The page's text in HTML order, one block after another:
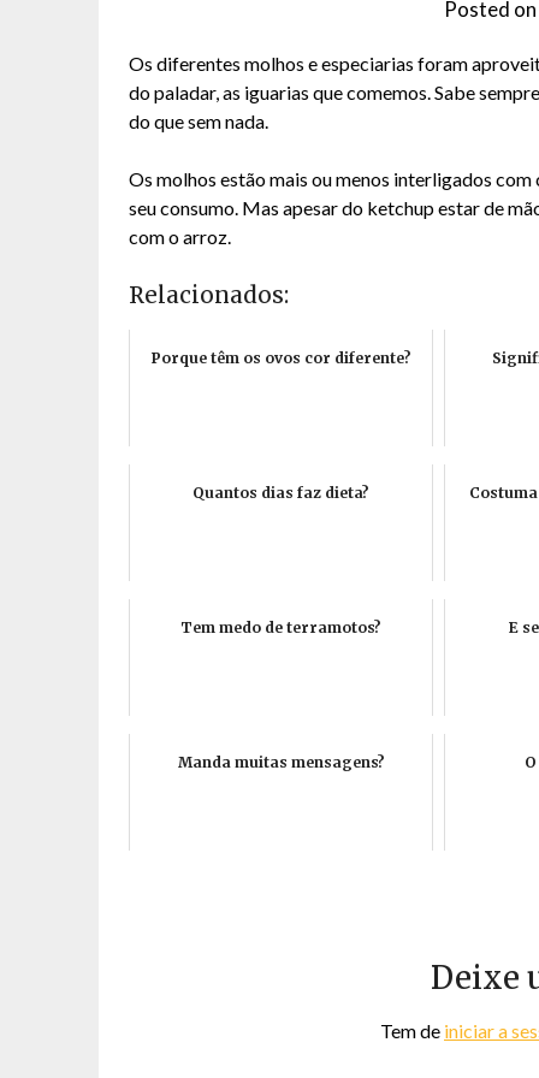
Posted on
Os diferentes molhos e especiarias foram
do paladar, as iguarias que comemos. Sabe
do que sem nada.
Os molhos estão mais ou menos interligados
seu consumo. Mas apesar do ketchup estar de
com o arroz.
Relacionados:
Porque têm os ovos cor diferente?
Quantos dias faz dieta?
Tem medo de terramotos? E
Manda muitas mensagens?
Deixe
Tem de iniciar a